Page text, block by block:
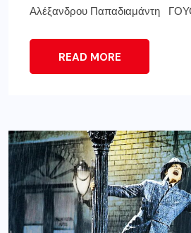
Αλέξανδρου Παπαδιαμάντη
READ MORE